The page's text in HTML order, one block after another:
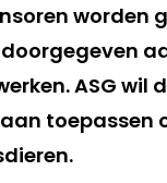
worden
ASG wil
toepassen